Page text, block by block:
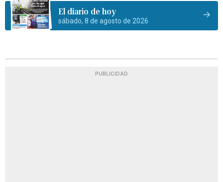
El diario de hoy
sábado, 8 de agosto de 2026
PUBLICIDAD